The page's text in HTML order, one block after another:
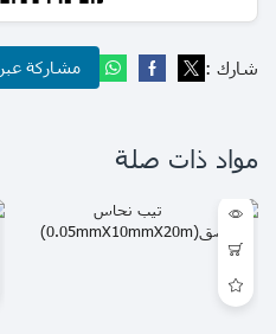
شارك : مشاركة عبر QR
مواد ذات صلة